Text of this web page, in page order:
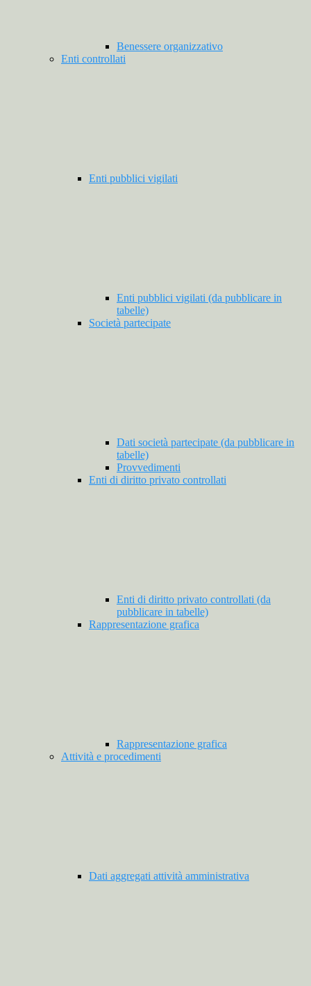
Benessere organizzativo
Enti controllati
Enti pubblici vigilati
Enti pubblici vigilati (da pubblicare in
tabelle)
Società partecipate
Dati società partecipate (da pubblicare in
tabelle)
Provvedimenti
Enti di diritto privato controllati
Enti di diritto privato controllati (da
pubblicare in tabelle)
Rappresentazione grafica
Rappresentazione grafica
Attività e procedimenti
Dati aggregati attività amministrativa